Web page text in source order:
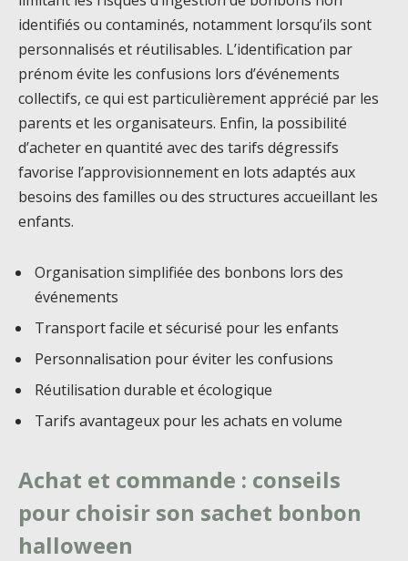
identifiés ou contaminés, notamment lorsqu’ils sont
personnalisés et réutilisables. L’identification par
prénom évite les confusions lors d’événements
collectifs, ce qui est particulièrement apprécié par les
parents et les organisateurs. Enfin, la possibilité
d’acheter en quantité avec des tarifs dégressifs
favorise l’approvisionnement en lots adaptés aux
besoins des familles ou des structures accueillant les
enfants.
Organisation simplifiée des bonbons lors des
événements
Transport facile et sécurisé pour les enfants
Personnalisation pour éviter les confusions
Réutilisation durable et écologique
Tarifs avantageux pour les achats en volume
Achat et commande : conseils
pour choisir son sachet bonbon
halloween